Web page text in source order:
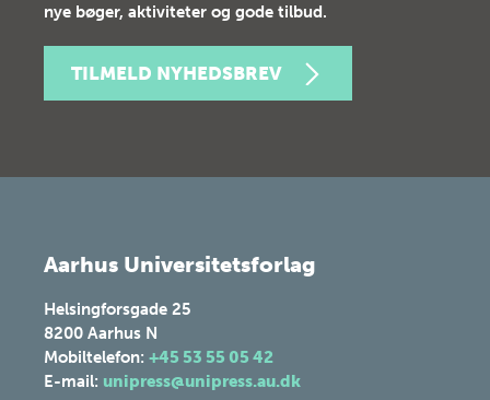
nye bøger, aktiviteter og gode tilbud.
TILMELD NYHEDSBREV
Aarhus Universitetsforlag
Helsingforsgade 25
8200 Aarhus N
Mobiltelefon: +45 53 55 05 42
E-mail: unipress@unipress.au.dk